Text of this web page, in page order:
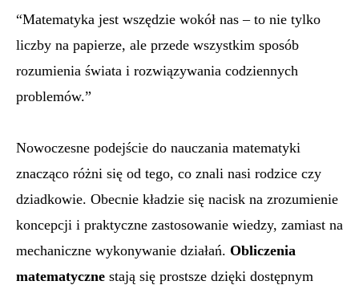
“Matematyka jest wszędzie wokół nas – to nie tylko
liczby na papierze, ale przede wszystkim sposób
rozumienia świata i rozwiązywania codziennych
problemów.”
Nowoczesne podejście do nauczania matematyki
znacząco różni się od tego, co znali nasi rodzice czy
dziadkowie. Obecnie kładzie się nacisk na zrozumienie
koncepcji i praktyczne zastosowanie wiedzy, zamiast na
mechaniczne wykonywanie działań. Obliczenia
matematyczne stają się prostsze dzięki dostępnym